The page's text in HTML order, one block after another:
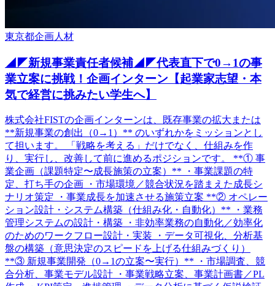
東京都企画人材
◢◤新規事業責任者候補◢◤代表直下で0→1の事
業立案に挑戦！企画インターン【起業家志望・本
気で経営に挑みたい学生へ】
株式会社FISTの企画インターンは、既存事業の拡大または
**新規事業の創出（0→1）** のいずれかをミッションとし
て担います。 「戦略を考える」だけでなく、仕組みを作
り、実行し、改善して前に進めるポジションです。 **① 事
業企画（課題特定〜成長施策の立案）** ・事業課題の特
定、打ち手の企画 ・市場環境／競合状況を踏まえた成長シ
ナリオ策定 ・事業成長を加速させる施策立案 **② オペレー
ション設計・システム構築（仕組み化・自動化）** ・業務
管理システムの設計・構築 ・非効率業務の自動化／効率化
のためのワークフロー設計・実装 ・データ可視化、分析基
盤の構築（意思決定のスピードを上げる仕組みづくり）
**③ 新規事業開発（0→1の立案〜実行）** ・市場調査、競
合分析、事業モデル設計 ・事業戦略立案、事業計画書／PL